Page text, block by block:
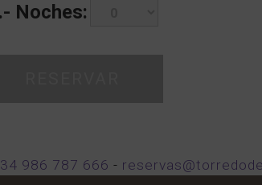
Noches:
986 787 666 -